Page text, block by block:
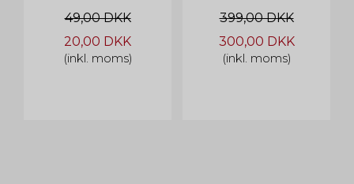
49,00 DKK
20,00 DKK
(inkl. moms)
399,00 DKK
300,00 DKK
(inkl. moms)